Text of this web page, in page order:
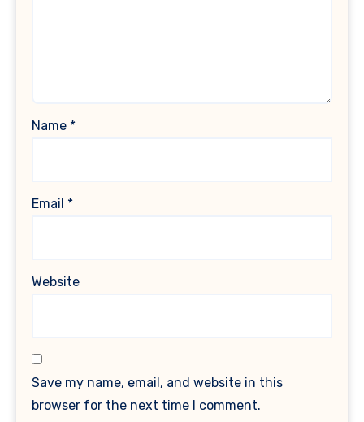
Name *
Email *
Website
Save my name, email, and website in this
browser for the next time I comment.